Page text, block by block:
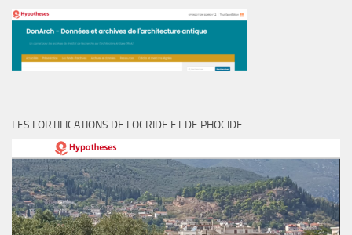
LES FORTIFICATIONS DE LOCRIDE ET DE PHOCIDE